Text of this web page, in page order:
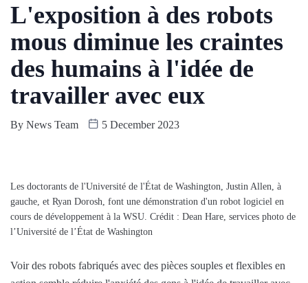
L'exposition à des robots
mous diminue les craintes
des humains à l'idée de
travailler avec eux
By News Team 5 December 2023
Les doctorants de l'Université de l'État de Washington, Justin Allen, à
gauche, et Ryan Dorosh, font une démonstration d'un robot logiciel en
cours de développement à la WSU. Crédit : Dean Hare, services photo de
l’Université de l’État de Washington
Voir des robots fabriqués avec des pièces souples et flexibles en